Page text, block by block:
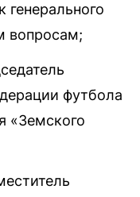
генерального
вопросам;
футбола
«Земского